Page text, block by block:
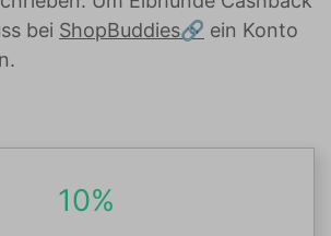
bei ShopBuddies
ein Konto
10%